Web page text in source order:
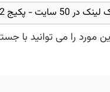
در 50 سایت - پکیج 2
را می توانید با